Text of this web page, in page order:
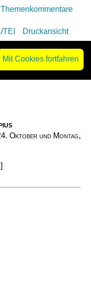
Themenkommentare
TEI Druckansicht
Mit Cookies fortfahren
Oktober und Montag,